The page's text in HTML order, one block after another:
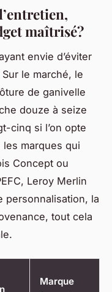
maîtrisé?
envie d’éviter
le marché, le
de ganivelle
douze à seize
cinq si l’on opte
marques qui
Concept ou
Leroy Merlin
personnalisation, la
tout cela
Marque